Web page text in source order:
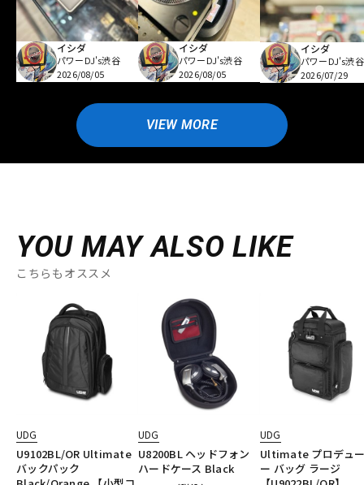
イシダ
パワーDJ's渋谷
2026/08/05
イシダ
パワーDJ's渋谷
2026/08/05
イシダ
パワーDJ's渋谷
2026/07/29
VIEW MORE
YOU MAY ALSO LIKE
こちらもオススメ
UDG
U9102BL/OR Ultimate
バックパック
UDG
U8200BL ヘッドフォン
ハードケース Black
UDG
Ultimate プロデュ
ー バッグ ラージ